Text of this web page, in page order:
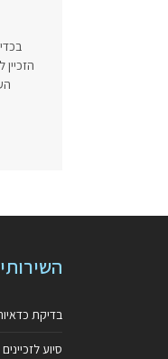
בדיקת
סיוע לזכיינים